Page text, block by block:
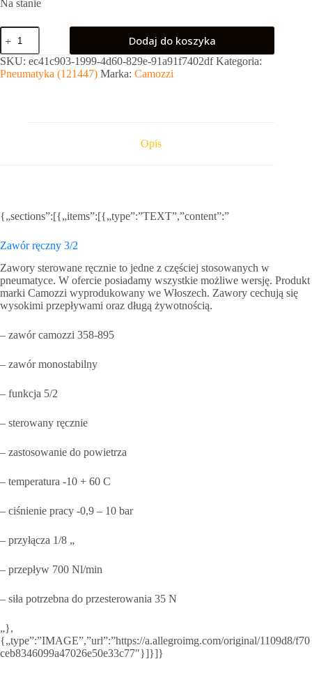
Na stanie
ilość
Zawór
sterowany
ręcznie
358-
Dodaj do koszyka
SKU: ec41c903-1999-4d60-829e-91a91f7402df Kategoria:
Pneumatyka (121447) Marka: Camozzi
Opis
{„sections”:[{„items”:[{„type”:”TEXT”,”content”:”
Zawór ręczny 3/2
Zawory sterowane ręcznie to jedne z częściej stosowanych w
pneumatyce. W ofercie posiadamy wszystkie możliwe wersję. Produkt
marki Camozzi wyprodukowany we Włoszech. Zawory cechują się
wysokimi przepływami oraz długą żywotnością.
– zawór camozzi 358-895
– zawór monostabilny
– funkcja 5/2
– sterowany ręcznie
– zastosowanie do powietrza
– temperatura -10 + 60 C
– ciśnienie pracy -0,9 – 10 bar
– przyłącza 1/8 „
– przepływ 700 Nl/min
– siła potrzebna do przesterowania 35 N
„},
{„type”:”IMAGE”,”url”:”https://a.allegroimg.com/original/1109d8/f70
ceb8346099a47026e50e33c77″}]}]}